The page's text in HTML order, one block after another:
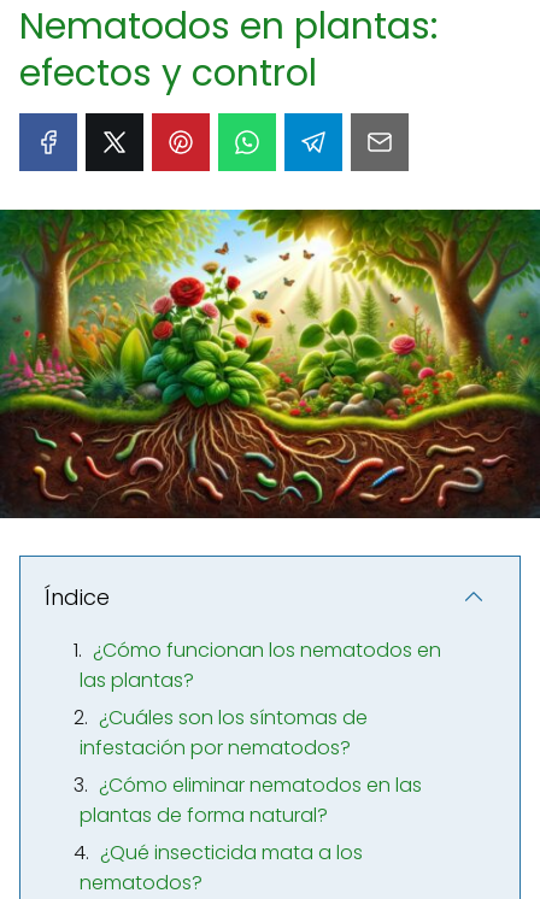
Nematodos en plantas:
efectos y control
Índice
¿Cómo funcionan los nematodos en
las plantas?
¿Cuáles son los síntomas de
infestación por nematodos?
¿Cómo eliminar nematodos en las
plantas de forma natural?
¿Qué insecticida mata a los
nematodos?